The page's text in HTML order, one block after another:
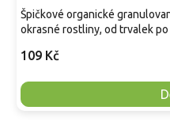
109 Kč
Špičkové organické
okrasné rostliny, od trvalek po